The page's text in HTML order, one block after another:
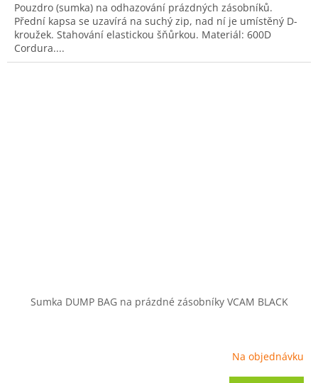
Pouzdro (sumka) na odhazování prázdných zásobníků.
Přední kapsa se uzavírá na suchý zip, nad ní je umístěný D-
kroužek. Stahování elastickou šňůrkou. Materiál: 600D
Cordura....
Sumka DUMP BAG na prázdné zásobníky VCAM BLACK
Na objednávku